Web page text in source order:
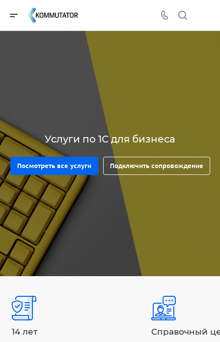
Услуги по 1С для бизнеса
Посмотреть все услуги Подключить сопровождение
14 лет Справочный